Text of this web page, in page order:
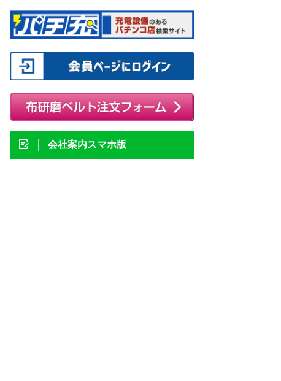
会社案内スマホ版